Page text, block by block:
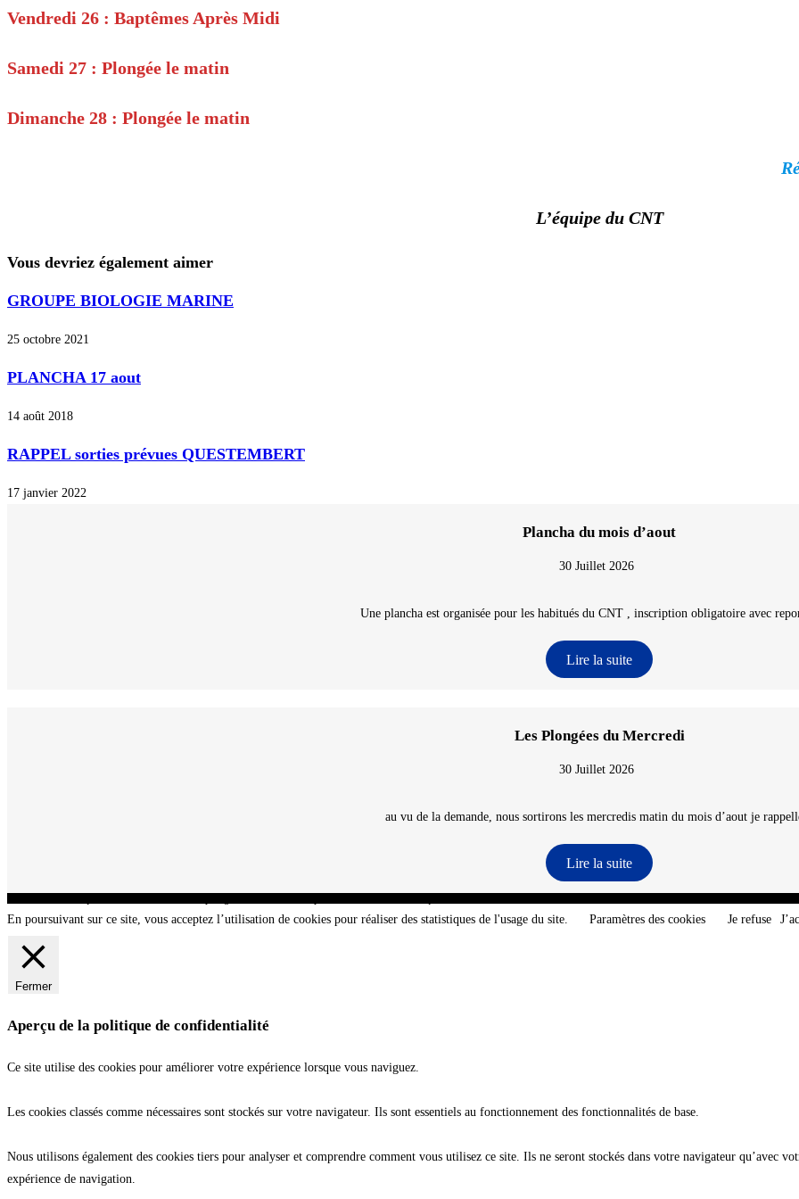
Vendredi 26 : Baptêmes Après Midi
Samedi 27 : Plongée le matin
Dimanche 28 : Plongée le matin
L’équipe du CNT
Vous devriez également aimer
GROUPE BIOLOGIE MARINE
25 octobre 2021
PLANCHA 17 aout
14 août 2018
RAPPEL sorties prévues QUESTEMBERT
17 janvier 2022
Plancha du mois d’aout
30 Juillet 2026
Une plancha est organisée pour les habitués du CNT , inscription obligatoire avec
Lire la suite
Les Plongées du Mercredi
30 Juillet 2026
au vu de la demande, nous sortirons les mercredis matin du mois d’aout je
Lire la suite
En poursuivant sur ce site, vous acceptez l’utilisation de cookies pour réaliser des statistiques de l'usage du site. Paramètres des cookies Je refuse
Fermer
Aperçu de la politique de confidentialité
Ce site utilise des cookies pour améliorer votre expérience lorsque vous naviguez.
Les cookies classés comme nécessaires sont stockés sur votre navigateur. Ils sont essentiels au fonctionnement des fonctionnalités de base.
Nous utilisons également des cookies tiers pour analyser et comprendre comment vous utilisez ce site. Ils ne seront stockés dans votre navigateur qu’avec
expérience de navigation.